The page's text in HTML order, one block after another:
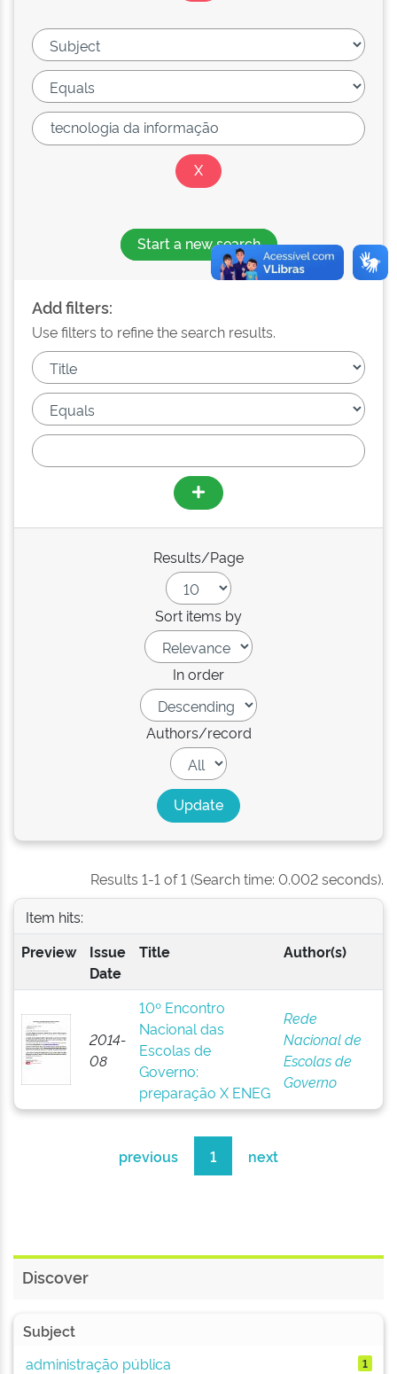
Start a new search
Add filters:
Use filters to refine the search results.
Results/Page
Sort items by
In order
Authors/record
Results 1-1 of 1 (Search time: 0.002 seconds).
Item hits:
Preview
Issue
Date
Title Author(s)
2014-
08
10º Encontro
Nacional das
Escolas de
Governo:
preparação X ENEG
Rede
Nacional de
Escolas de
Governo
previous 1 next
Discover
Subject
administração pública
1